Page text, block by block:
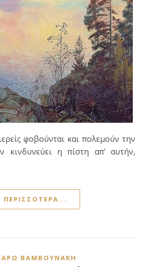
κινδυνεύει η πίστη απ’ αυτήν,
ΠΕΡΙΣΣΌΤΕΡΑ...
ΒΑΜΒΟΥΝΆΚΗ